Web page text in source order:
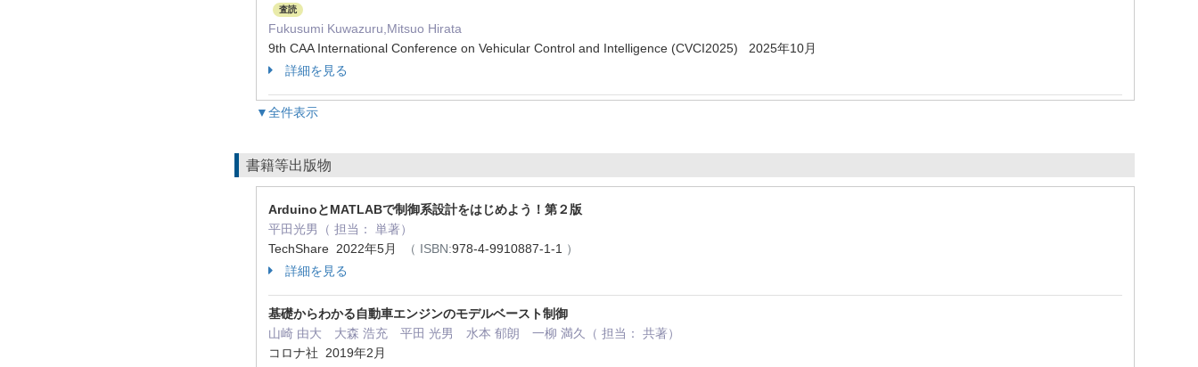
査読
Fukusumi Kuwazuru,Mitsuo Hirata
9th CAA International Conference on Vehicular Control and Intelligence (CVCI2025) 2025年10月
詳細を見る
▼全件表示
書籍等出版物
ArduinoとMATLABで制御系設計をはじめよう！第２版
平田光男（ 担当： 単著）
TechShare 2022年5月
（ ISBN:978-4-9910887-1-1 ）
詳細を見る
基礎からわかる自動車エンジンのモデルベースト制御
山崎 由大 大森 浩充 平田 光男 水本 郁朗 一柳 満久（ 担当： 共著）
コロナ社 2019年2月